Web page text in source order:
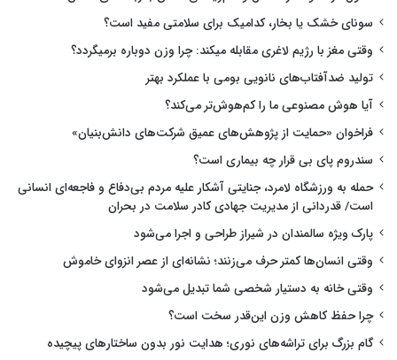
سونای خشک یا بخار، کدامیک برای سلامتی مفید است؟
وقتی مغز با رژیم لاغری مقابله میکند: چرا وزن دوباره برمیگردد؟
تولید ضدآفتاب‌های نانویی بومی با عملکرد بهتر
آیا هوش مصنوعی ما را کم‌هوش‌تر می‌کند؟
فراخوان «حمایت از پژوهش‌های عمیق شرکت‌های دانش‌بنیان»
سندروم پای بی قرار چه بیماری است؟
حمله به ورزشگاه لامرد، جنایتی آشکار علیه مردم بی‌دفاع و فاجعه‌ای انسانی
است/ قدردانی از مدیریت جهادی کادر سلامت در بحران
پارک ویژه سالمندان در شیراز طراحی و اجرا می‌شود
وقتی انسان‌ها کمتر حرف می‌زنند؛ نشانه‌ای از عصر انزوای خاموش
وقتی خانه به دستیار شخصی شما تبدیل می‌شود
چرا حفظ کاهش وزن این‌قدر سخت است؟
گام بزرگ برای تراشه‌های نوری؛ هدایت نور بدون ساختارهای پیچیده